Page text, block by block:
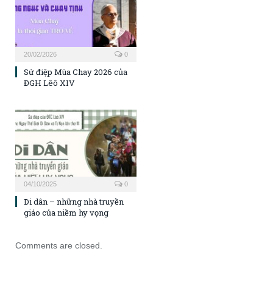
20/02/2026 0
Sứ điệp Mùa Chay 2026 của
ĐGH Lêô XIV
04/10/2025 0
Di dân – những nhà truyền
giáo của niềm hy vọng
Comments are closed.